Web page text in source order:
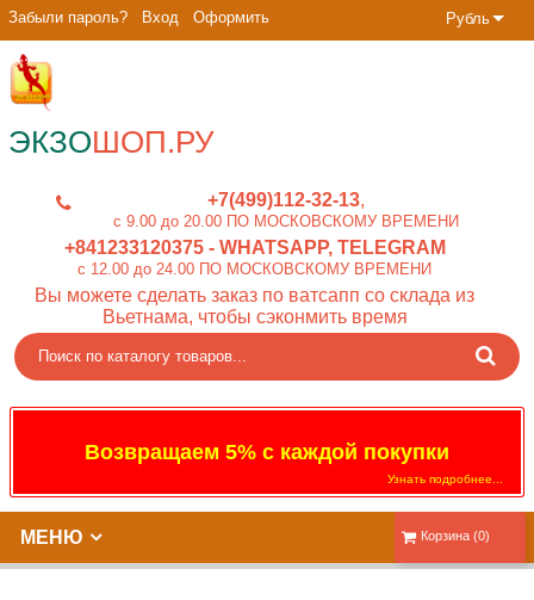
Рубль
Забыли пароль? Вход Оформить
ЭКЗОШОП.РУ
+7(499)112-32-13
c 9.00 до 20.00 ПО МОСКОВСКОМУ ВРЕМЕНИ
+841233120375- WHATSAPP, TELEGRAM
c 12.00 до 24.00 ПО МОСКОВСКОМУ ВРЕМЕНИ
Вы можете сделать заказ по ватсапп со склада из
Вьетнама, чтобы сэконмить время
Возвращаем 5% с каждой покупки
Узнать подробнее...
Корзина (0)
МЕНЮ